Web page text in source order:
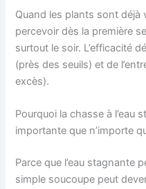
Quand les plants sont déjà
percevoir dès la première
surtout le soir. L’efficacité
(près des seuils) et de
excès).
Pourquoi la chasse à l’eau
importante que n’importe
Parce que l’eau stagnante
simple soucoupe peut